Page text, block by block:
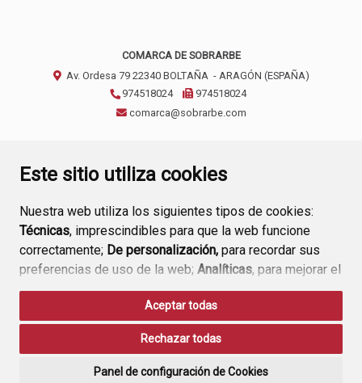
Este sitio utiliza cookies
Nuestra web utiliza los siguientes tipos de cookies:
Técnicas, imprescindibles para que la web funcione
correctamente; De personalización, para recordar sus
preferencias de uso de la web; Analíticas, para mejorar el
funcionamiento de la web y sus servicios.
Si acepta pulsando el botón“Aceptar todas”
consideramos que acepta su uso. Si pulsa el botón
ninguna acción, se guardarán las cookies técnicas
Aceptar todas
Rechazar todas
Panel de configuración de Cookies
COMARCA DE SOBRARBE
Av. Ordesa 79 22340 BOLTAÑA - ARAGÓN (ESPAÑA)
974518024
974518024
comarca@sobrarbe.com